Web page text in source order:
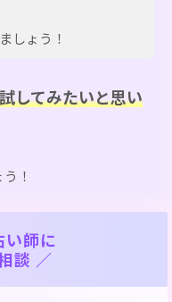
しょう！
してみたいと思い
！
い師に
談 ／